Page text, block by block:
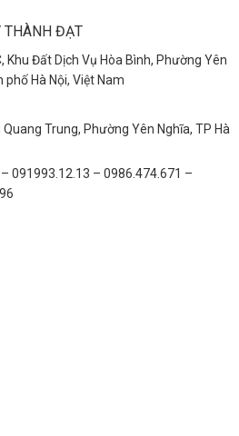
THÀNH ĐẠT
Khu Đất Dịch Vụ Hòa Bình, Phường Yên
phố Hà Nội, Việt Nam
Trung, Phường Yên Nghĩa, TP Hà
091993.12.13 – 0986.474.671 –